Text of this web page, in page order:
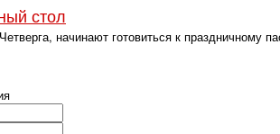
стол
начинают готовиться к праздничному